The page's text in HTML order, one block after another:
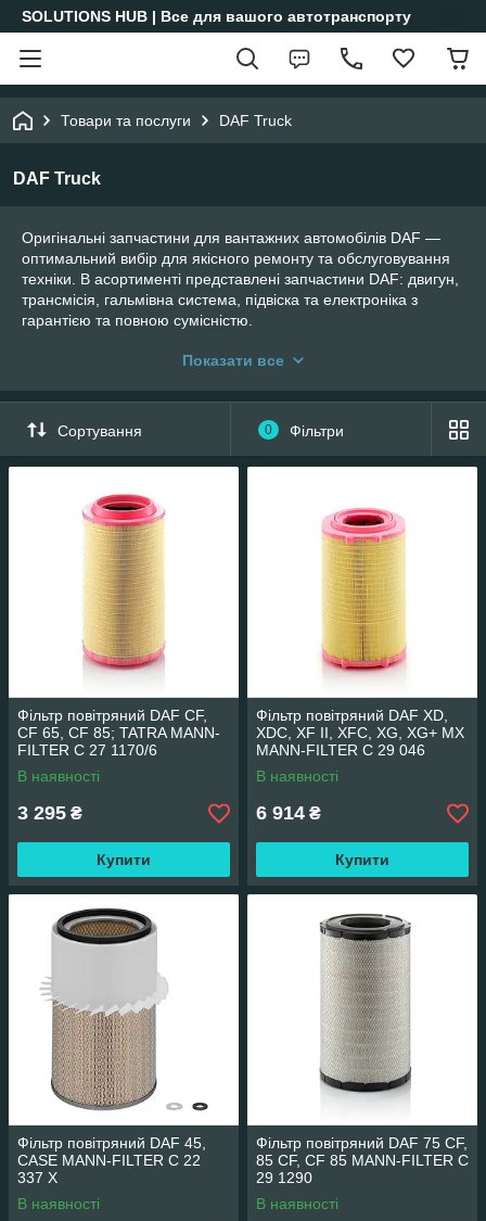
SOLUTIONS HUB | Все для вашого автотранспорту
Товари та послуги DAF Truck
DAF Truck
Оригінальні запчастини для вантажних автомобілів DAF —
оптимальний вибір для якісного ремонту та обслуговування
техніки. В асортименті представлені запчастини DAF: двигун,
трансмісія, гальмівна система, підвіска та електроніка з
гарантією та повною сумісністю.
відповідають OEM-стандартам. Більшість запчастин DAF
допомагають скоротити час простою вантажних автомобілів і
забезпечити їх безперебійну експлуатацію.
Показати все
Сортування 0 Фільтри
Фільтр повітряний DAF CF,
CF 65, CF 85; TATRA MANN-
FILTER C 27 1170/6
В наявності
3 295 ₴
Купити
Фільтр повітряний DAF XD,
XDC, XF II, XFC, XG, XG+ MX
MANN-FILTER C 29 046
В наявності
6 914 ₴
Купити
Фільтр повітряний DAF 45,
CASE MANN-FILTER C 22
337 X
В наявності
Фільтр повітряний DAF 75 CF,
85 CF, CF 85 MANN-FILTER C
29 1290
В наявності